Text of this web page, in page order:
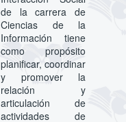
de la carrera de
Ciencias de la
Información tiene
como propósito
planificar, coordinar
y promover la
relación y
articulación de
actividades de